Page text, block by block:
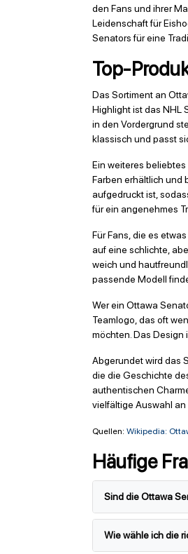
den Fans und ihrer
Leidenschaft für
Senators für eine
Top-
Das Sortiment an
Highlight ist das NHL
in den Vordergrund
klassisch und passt
Ein weiteres
Farben erhältlich und
aufgedruckt ist,
für ein angenehmes
Für Fans, die es
auf eine schlichte,
weich und
passende Modell
Wer ein Ottawa
Teamlogo, das oft
möchten. Das Design
Abgerundet wird das
die die Geschichte
authentischen
vielfältige Auswahl
Quellen: Wikipedia:
Häufige
Sind die Ottawa
Wie wähle ich die